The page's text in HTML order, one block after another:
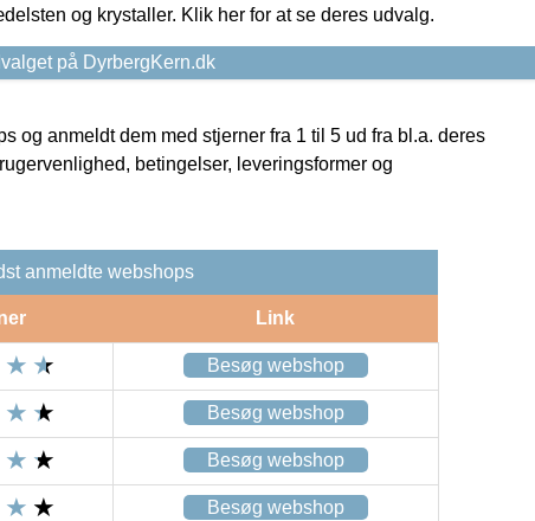
og krystaller. Klik her for at se deres udvalg.
på DyrbergKern.dk
og anmeldt dem med stjerner fra 1 til 5 ud fra bl.a. deres
betingelser, leveringsformer og
anmeldte webshops
Link
Besøg webshop
Besøg webshop
Besøg webshop
Besøg webshop